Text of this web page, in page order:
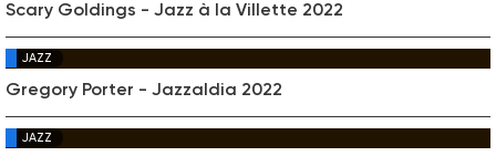
Scary Goldings - Jazz à la Villette 2022
JAZZ
Gregory Porter - Jazzaldia 2022
JAZZ